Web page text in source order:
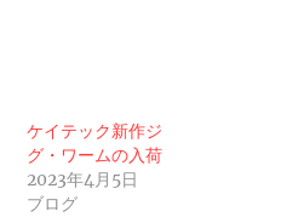
ケイテック新作ジ
グ・ワームの入荷
2023年4月5日
ブログ